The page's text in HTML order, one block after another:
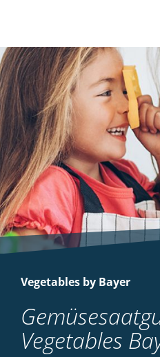
Vegetables by Bayer
Vegetables